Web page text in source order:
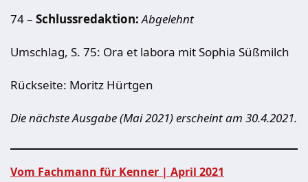
74 – Schlussredaktion: Abgelehnt
Umschlag, S. 75: Ora et labora mit Sophia Süßmilch
Rückseite: Moritz Hürtgen
Die nächste Ausgabe (Mai 2021) erscheint am 30.4.2021.
Vom Fachmann für Kenner | April 2021